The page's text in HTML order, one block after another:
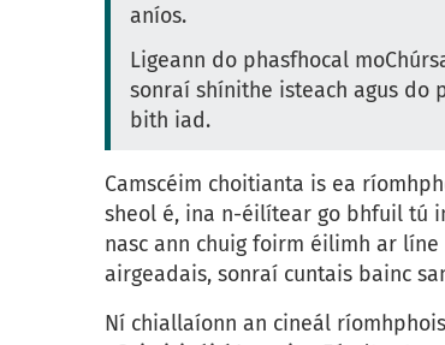
aníos.
Ligeann do phasfhocal
sonraí shínithe isteach agus do
bith iad.
Camscéim choitianta is ea
sheol é, ina n-éilítear go bhfuil tú
nasc ann chuig foirm éilimh ar
airgeadais, sonraí cuntais bainc
Ní chiallaíonn an cineál